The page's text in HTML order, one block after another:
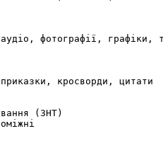
кросворди, цитати